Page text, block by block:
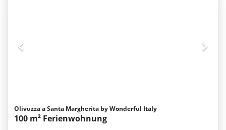
Olivuzza a Santa Margherita by Wonderful Italy
100 m² Ferienwohnung